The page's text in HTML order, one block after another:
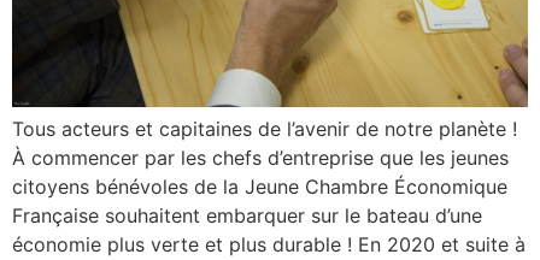
Tous acteurs et capitaines de l’avenir de notre planète !
À commencer par les chefs d’entreprise que les jeunes
citoyens bénévoles de la Jeune Chambre Économique
Française souhaitent embarquer sur le bateau d’une
économie plus verte et plus durable ! En 2020 et suite à